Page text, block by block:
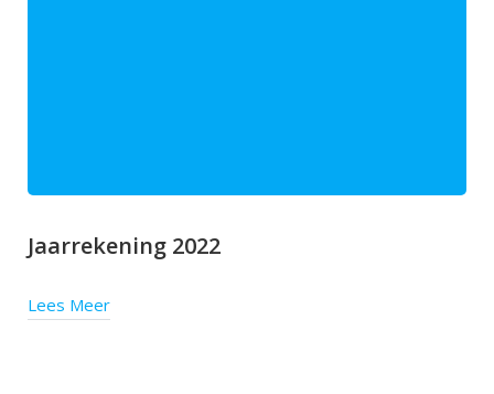
Jaarrekening 2022
Lees Meer